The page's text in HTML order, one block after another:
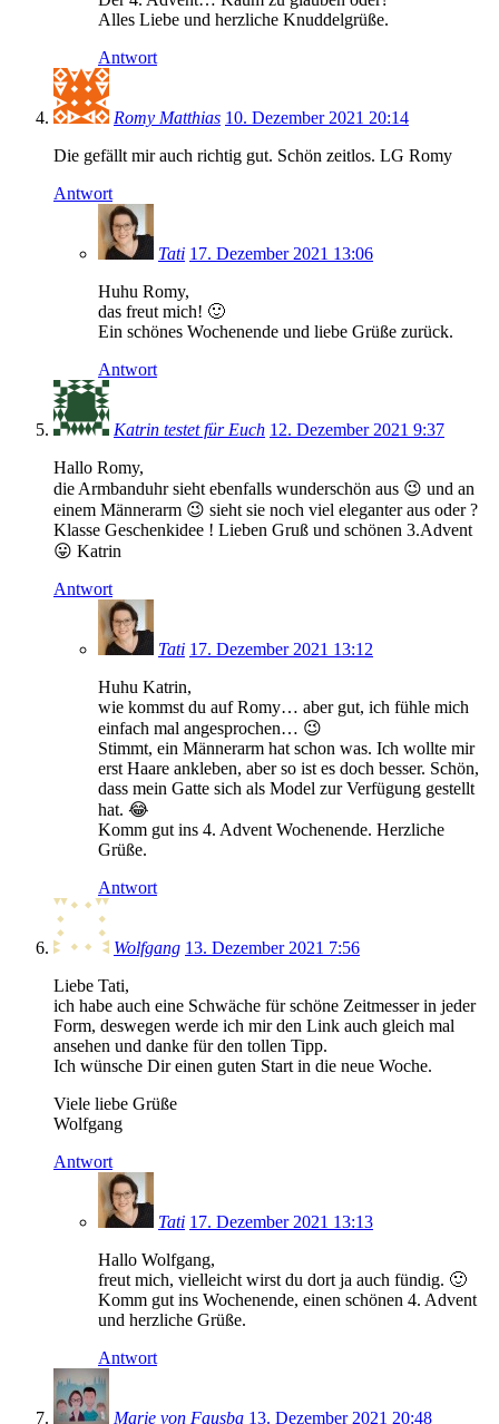
Alles Liebe und herzliche Knuddelgrüße.
Antwort
Romy Matthias 10. Dezember 2021 20:14
Die gefällt mir auch richtig gut. Schön zeitlos. LG Romy
Antwort
Tati 17. Dezember 2021 13:06
Huhu Romy,
das freut mich! 🙂
Ein schönes Wochenende und liebe Grüße zurück.
Antwort
Katrin testet für Euch 12. Dezember 2021 9:37
Hallo Romy,
die Armbanduhr sieht ebenfalls wunderschön aus 😉 und an
einem Männerarm 😉 sieht sie noch viel eleganter aus oder ?
Klasse Geschenkidee ! Lieben Gruß und schönen 3.Advent
😛 Katrin
Antwort
Tati 17. Dezember 2021 13:12
Huhu Katrin,
wie kommst du auf Romy… aber gut, ich fühle mich
einfach mal angesprochen… 😉
Stimmt, ein Männerarm hat schon was. Ich wollte mir
erst Haare ankleben, aber so ist es doch besser. Schön,
dass mein Gatte sich als Model zur Verfügung gestellt
hat. 😂
Komm gut ins 4. Advent Wochenende. Herzliche
Grüße.
Antwort
Wolfgang 13. Dezember 2021 7:56
Liebe Tati,
ich habe auch eine Schwäche für schöne Zeitmesser in jeder
Form, deswegen werde ich mir den Link auch gleich mal
ansehen und danke für den tollen Tipp.
Ich wünsche Dir einen guten Start in die neue Woche.
Viele liebe Grüße
Wolfgang
Antwort
Tati 17. Dezember 2021 13:13
Hallo Wolfgang,
freut mich, vielleicht wirst du dort ja auch fündig. 🙂
Komm gut ins Wochenende, einen schönen 4. Advent
und herzliche Grüße.
Antwort
Marie von Fausba 13. Dezember 2021 20:48